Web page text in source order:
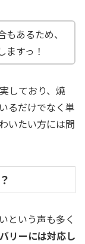
あるため、
すっ！
しており、焼
るだけでなく単
いたい方には問
という声も多く
リーには対応し